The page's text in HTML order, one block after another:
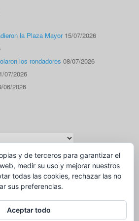
la Plaza Mayor 15/07/2026
los rondadores 08/07/2026
07/2026
06/2026
y de terceros para garantizar el
medir su uso y mejorar nuestros
todas las cookies, rechazar las no
sus preferencias.
Aceptar todo